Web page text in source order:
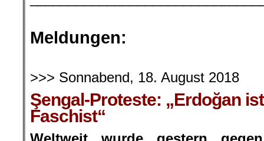
Meldungen:
>>> Sonnabend, 18. August 2018
Şengal-Proteste: „Erdoğan
Faschist“